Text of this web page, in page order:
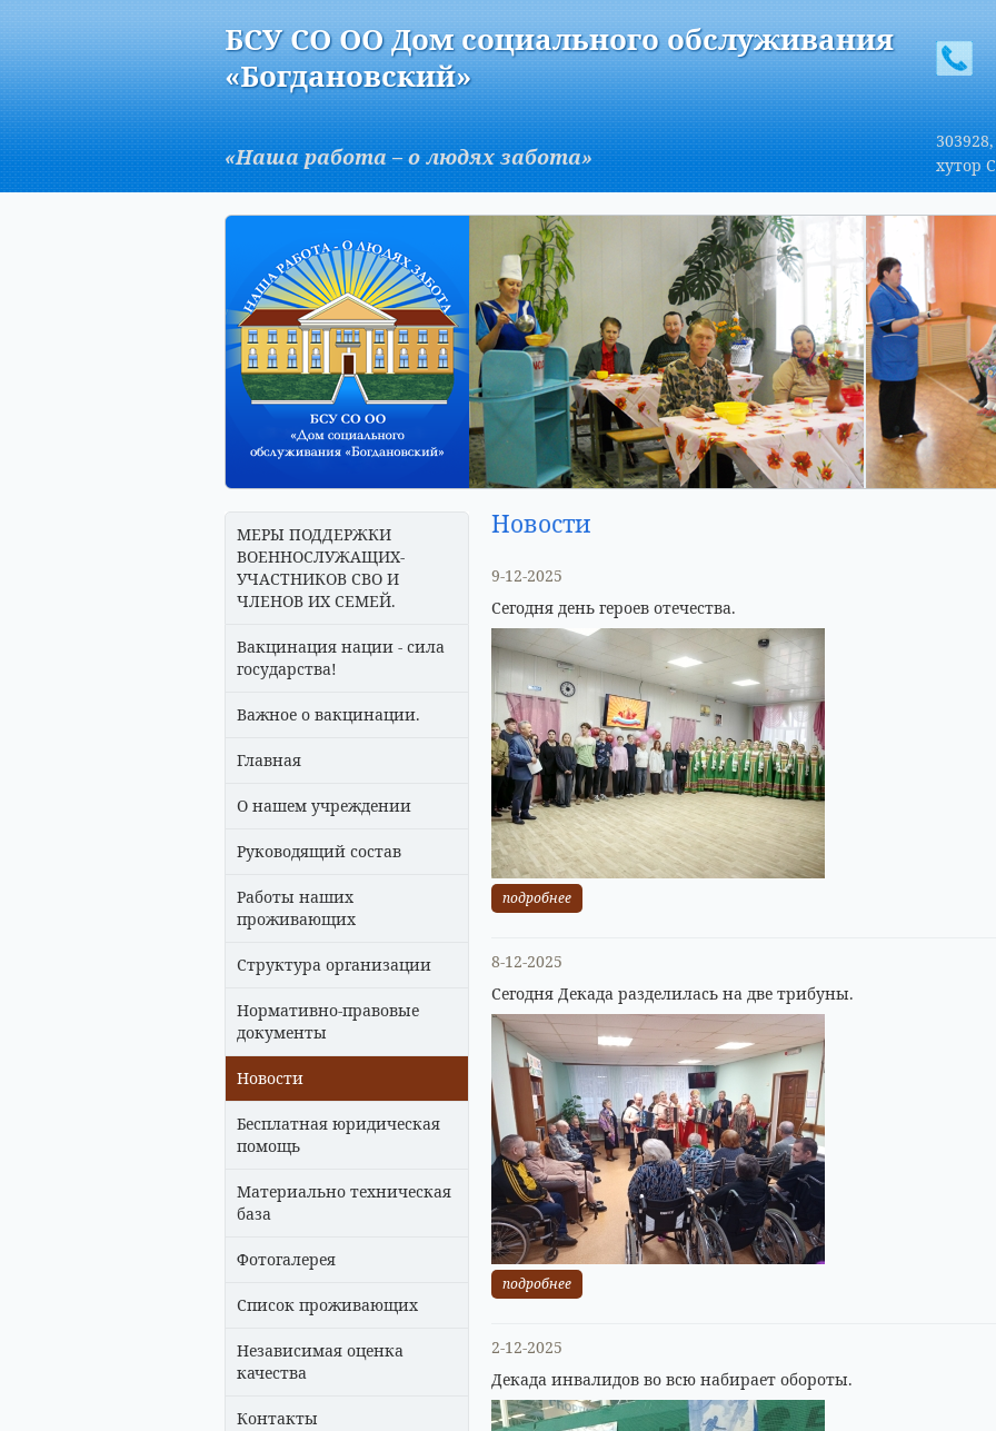
AБСУ СО ОО Дом социального обслуживания
«Богдановский»
«Наша работа – о людях забота»
хутор
МЕРЫ ПОДДЕРЖКИ
ВОЕННОСЛУЖАЩИХ-
УЧАСТНИКОВ СВО И
ЧЛЕНОВ ИХ СЕМЕЙ.
Вакцинация нации - сила
государства!
Важное о вакцинации.
Главная
О нашем учреждении
Руководящий состав
Работы наших
проживающих
Структура организации
Нормативно-правовые
документы
Новости
Бесплатная юридическая
помощь
Материально техническая
база
Фотогалерея
Список проживающих
Независимая оценка
качества
Контакты
Новости
9-12-2025
Сегодня день героев отечества.
подробнее
8-12-2025
Сегодня Декада разделилась на две трибуны.
подробнее
2-12-2025
Декада инвалидов во всю набирает обороты.